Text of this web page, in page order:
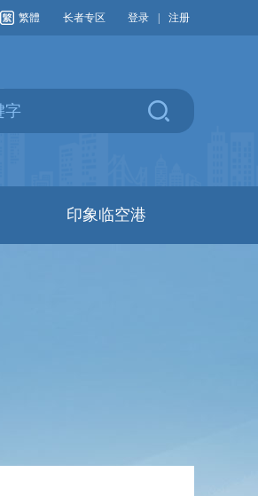
繁體 长者专区 登录 注册
印象临空港